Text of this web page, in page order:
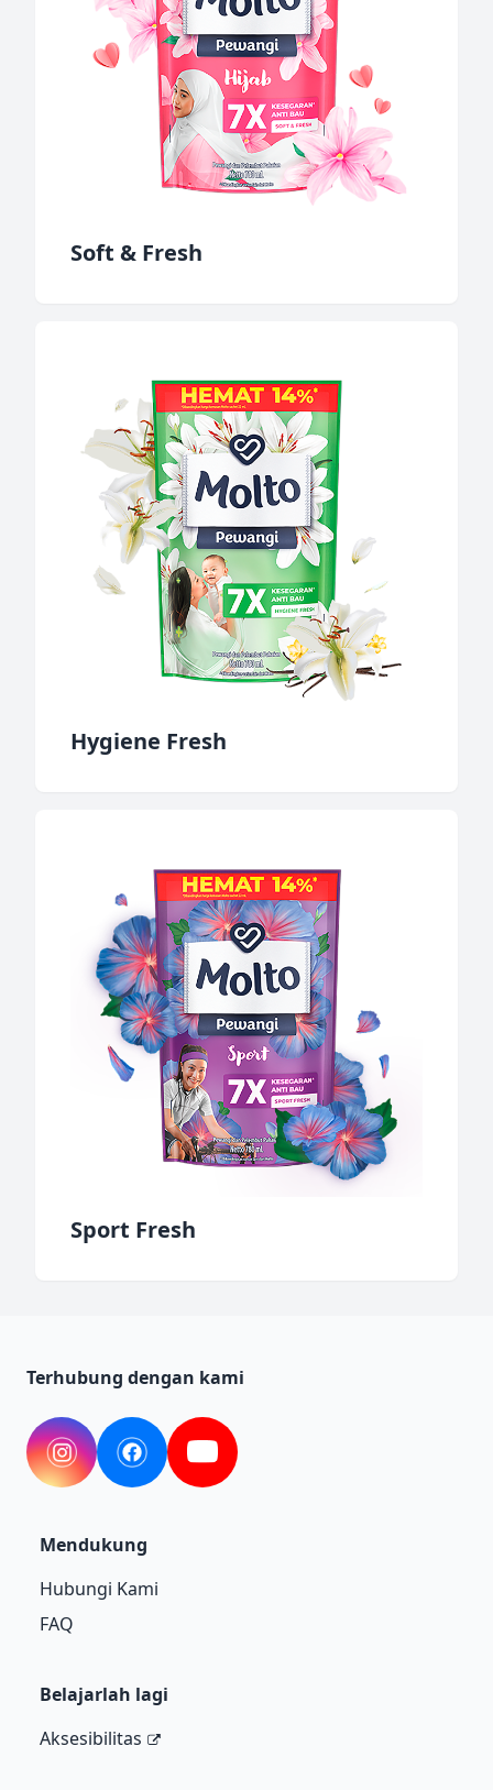
Soft & Fresh
Hygiene Fresh
Sport Fresh
Terhubung dengan kami
InstagramFacebookYouTube
Mendukung
Hubungi Kami
FAQ
Belajarlah lagi
Aksesibilitas